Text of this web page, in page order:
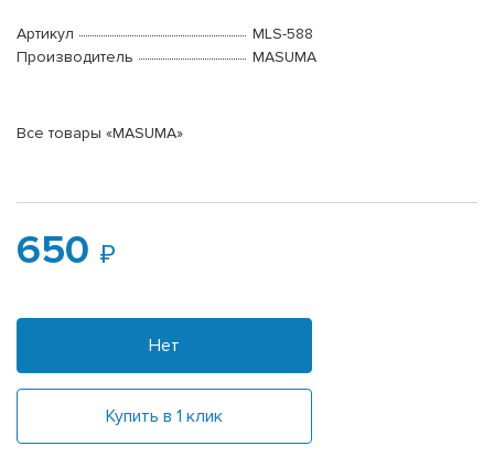
Артикул
MLS-588
Производитель
MASUMA
Все товары «MASUMA»
650
Нет
Купить в 1 клик